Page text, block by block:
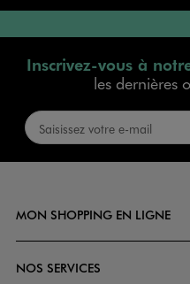
Inscrivez-vous à
les dernières
MON SHOPPING EN LIGNE
NOS SERVICES